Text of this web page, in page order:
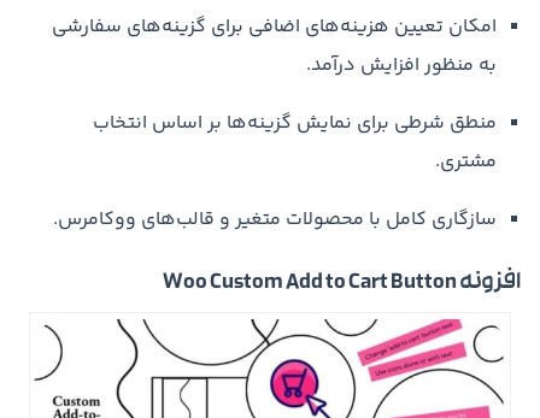
امکان تعیین هزینه‌های اضافی برای گزینه‌های سفارشی
به منظور افزایش درآمد.
منطق شرطی برای نمایش گزینه‌ها بر اساس انتخاب
مشتری.
سازگاری کامل با محصولات متغیر و قالب‌های ووکامرس.
افزونه Woo Custom Add to Cart Button